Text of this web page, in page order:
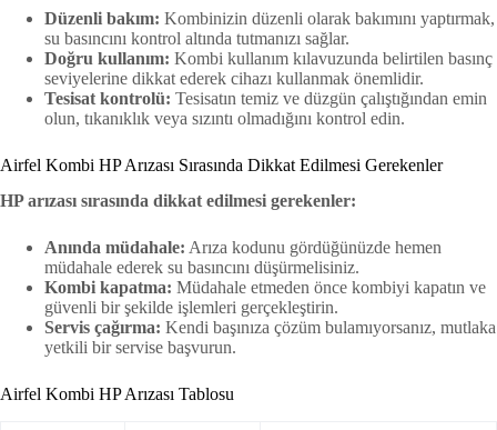
Düzenli bakım: Kombinizin düzenli olarak bakımını yaptırmak,
su basıncını kontrol altında tutmanızı sağlar.
Doğru kullanım: Kombi kullanım kılavuzunda belirtilen basınç
seviyelerine dikkat ederek cihazı kullanmak önemlidir.
Tesisat kontrolü: Tesisatın temiz ve düzgün çalıştığından emin
olun, tıkanıklık veya sızıntı olmadığını kontrol edin.
Airfel Kombi HP Arızası Sırasında Dikkat Edilmesi Gerekenler
HP arızası sırasında dikkat edilmesi gerekenler:
Anında müdahale: Arıza kodunu gördüğünüzde hemen
müdahale ederek su basıncını düşürmelisiniz.
Kombi kapatma: Müdahale etmeden önce kombiyi kapatın ve
güvenli bir şekilde işlemleri gerçekleştirin.
Servis çağırma: Kendi başınıza çözüm bulamıyorsanız, mutlaka
yetkili bir servise başvurun.
Airfel Kombi HP Arızası Tablosu